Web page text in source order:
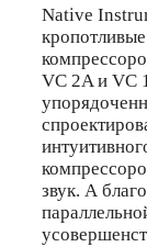
Native
VC 2A и VC
звук. А